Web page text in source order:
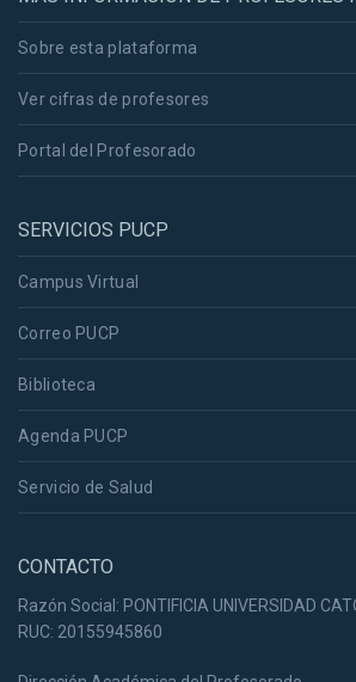
Sobre esta plataforma
Ver cifras de profesores
Portal del Profesorado
SERVICIOS PUCP
Campus Virtual
Correo PUCP
Biblioteca
Agenda PUCP
Servicio de Salud
CONTACTO
Razón Social: PONTIFICIA UNIVERSIDAD
RUC: 20155945860